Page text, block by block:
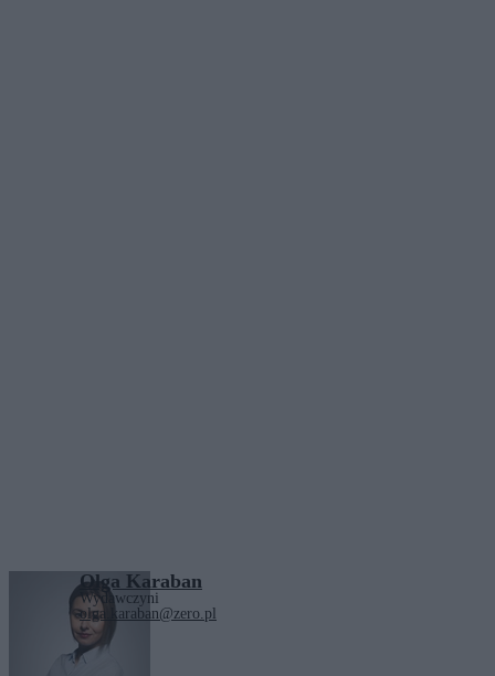
Olga Karaban
Wydawczyni
olga.karaban@zero.pl